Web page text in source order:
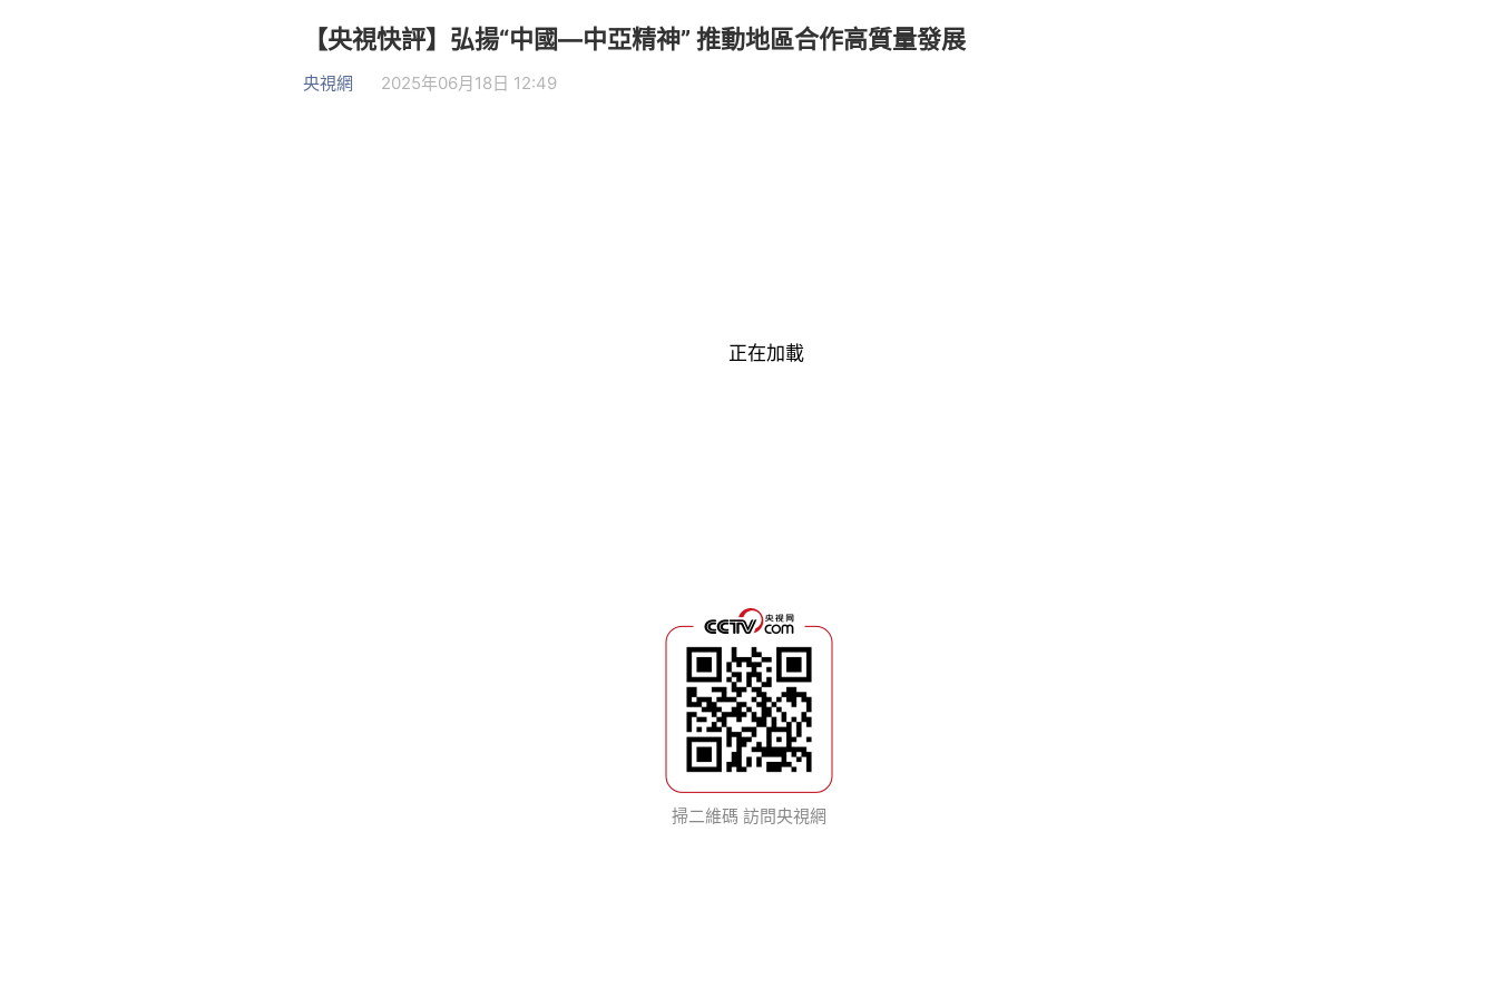
【央視快評】弘揚“中國—中亞精神” 推動地區合作高質量發展
央視網 2025年06月18日 12:49
正在加載
掃二維碼 訪問央視網